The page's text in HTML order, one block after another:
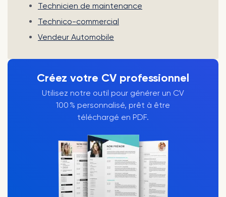
Créez votre CV professionnel
Utilisez notre outil pour générer un CV
100 % personnalisé, prêt à être
téléchargé en PDF.
Technicien de maintenance
Technico-commercial
Vendeur Automobile